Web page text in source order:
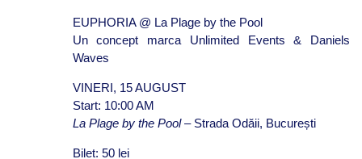
EUPHORIA @ La Plageby the Pool
Un concept marca Unlimited Events & Daniels
Waves
VINERI, 15 AUGUST
Start: 10:00 AM
La Plageby the Pool– Strada Odăii, București
Bilet: 50 lei